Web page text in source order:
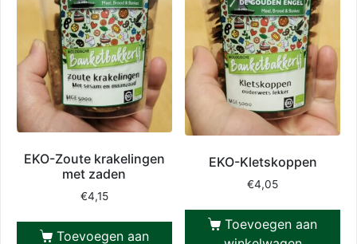
EKO-Zoute krakelingen
met zaden
€4,15
Toevoegen aan
EKO-Kletskoppen
€4,05
Toevoegen aan